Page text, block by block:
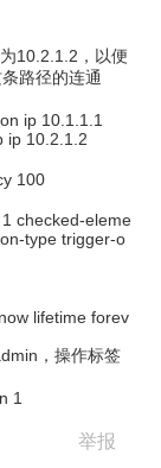
10.2.1.2 ，以便
路径的连通
ip 10.1.1.1
ip 10.2.1.2
100
checked-eleme
type trigger-o
lifetime forev
，操作标签
1
举报